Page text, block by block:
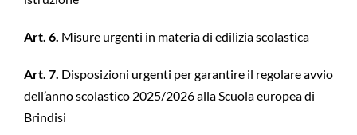
Art. 6. Misure urgenti in materia di edilizia scolastica
Art. 7. Disposizioni urgenti per garantire il regolare avvio
dell’anno scolastico 2025/2026 alla Scuola europea di
Brindisi